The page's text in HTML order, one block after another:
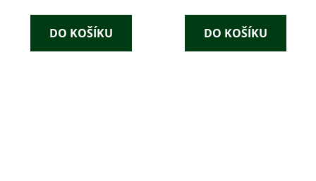
DO KOŠÍKU DO KOŠÍKU